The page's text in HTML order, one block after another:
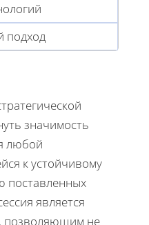
подход
значимость
любой
к устойчивому
поставленных
является
позволяющим не